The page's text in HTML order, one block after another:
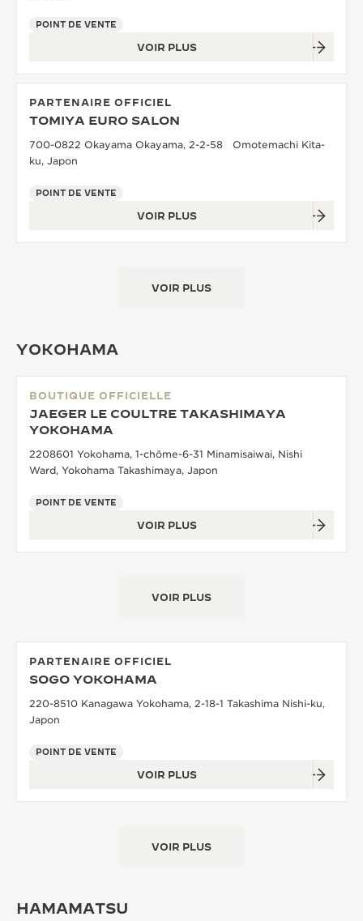
POINT DE VENTE
VOIR PLUS
PARTENAIRE OFFICIEL
TOMIYA EURO SALON
700-0822 Okayama Okayama, 2-2-58 Omotemachi Kita-
ku, Japon
POINT DE VENTE
VOIR PLUS
VOIR PLUS
YOKOHAMA
BOUTIQUE OFFICIELLE
JAEGER LE COULTRE TAKASHIMAYA
YOKOHAMA
2208601 Yokohama, 1-chōme-6-31 Minamisaiwai, Nishi
Ward, Yokohama Takashimaya, Japon
POINT DE VENTE
VOIR PLUS
VOIR PLUS
PARTENAIRE OFFICIEL
SOGO YOKOHAMA
220-8510 Kanagawa Yokohama, 2-18-1 Takashima Nishi-ku,
Japon
POINT DE VENTE
VOIR PLUS
VOIR PLUS
HAMAMATSU